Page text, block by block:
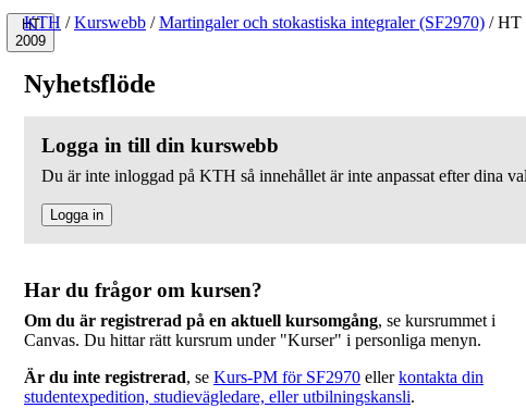
HT
2009
KTH / Kurswebb / Martingaler och stokastiska integraler (SF2970) /HT
Nyhetsflöde
Logga in till din kurswebb
Du är inte inloggad på KTH så innehållet är inte anpassat efter dina
Logga in
Har du frågor om kursen?
Om du är registrerad på en aktuell kursomgång, se kursrummet i
Canvas. Du hittar rätt kursrum under "Kurser" i personliga menyn.
Är du inte registrerad, se Kurs-PM för SF2970 ellerkontakta din
studentexpedition, studievägledare, eller utbilningskansli.